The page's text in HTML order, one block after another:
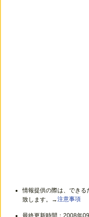
情報提供の際は、でき
致します。→注意事項